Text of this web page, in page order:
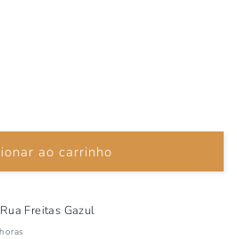
ao carrinho
Rua Freitas Gazul